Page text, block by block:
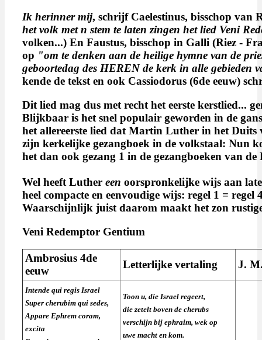
Ik herinner mij, schrijf Caelestinus, bisschop van
het volk met n stem te laten zingen het lied Veni
volken...) En Faustus, bisschop in Galli (Riez -
op "om te denken aan de heilige hymne van de
geboortedag des HEREN de kerk in alle
kende de tekst en ook Cassiodorus (6de eeuw)
Dit lied mag dus met recht het eerste kerstlied...
Blijkbaar is het snel populair geworden in de
het allereerste lied dat Martin Luther in het Duits
zijn kerkelijke gezangboek in de volkstaal: Nun
het dan ook gezang 1 in de gezangboeken van de
Wel heeft Luther een oorspronkelijke wijs aan
heel compacte en eenvoudige wijs: regel 1 = regel
Waarschijnlijk juist daarom maakt het zon
Veni Redemptor Gentium
Ambrosius 4de
eeuw
Letterlijke vertaling J.
Intende qui regis Israel
Super cherubim qui sedes,
Appare Ephrem coram,
excita
Toon u, die Israel regeert,
die zetelt boven de cherubs
verschijn bij ephraim, wek op
uwe macht en kom.